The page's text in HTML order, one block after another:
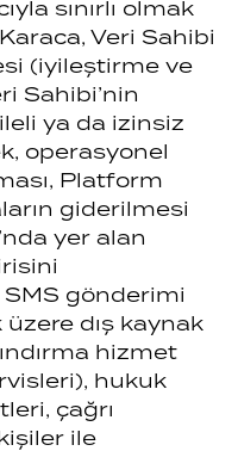
sınırlı olmak
Veri Sahibi
(iyileştirme ve
Sahibi’nin
ya da izinsiz
operasyonel
Platform
giderilmesi
yer alan
gönderimi
dış kaynak
hizmet
hukuk
çağrı
ile